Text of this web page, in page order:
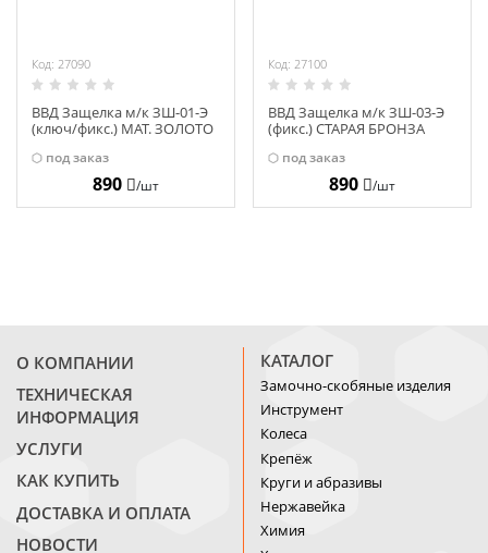
Код: 27090
ВВД Защелка м/к ЗШ-01-Э
(ключ/фикс.) МАТ. ЗОЛОТО
под заказ
890 /шт
Код: 27100
ВВД Защелка м/к ЗШ-03-Э
(фикс.) СТАРАЯ БРОНЗА
под заказ
890 /шт
О КОМПАНИИ
ТЕХНИЧЕСКАЯ
ИНФОРМАЦИЯ
УСЛУГИ
КАК КУПИТЬ
ДОСТАВКА И ОПЛАТА
НОВОСТИ
КАТАЛОГ
Замочно-скобяные изделия
Инструмент
Колеса
Крепёж
Круги и абразивы
Нержавейка
Химия